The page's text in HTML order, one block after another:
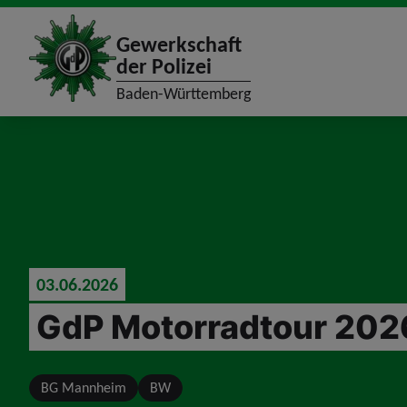
site_logo
Gewerkschaft
der Polizei
Baden-Württemberg
03.06.2026
GdP Motorradtour
BG Mannheim BW